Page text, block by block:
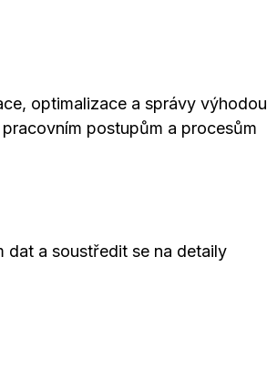
optimalizace a správy výhodou
postupům a procesům
dat a soustředit se na detaily